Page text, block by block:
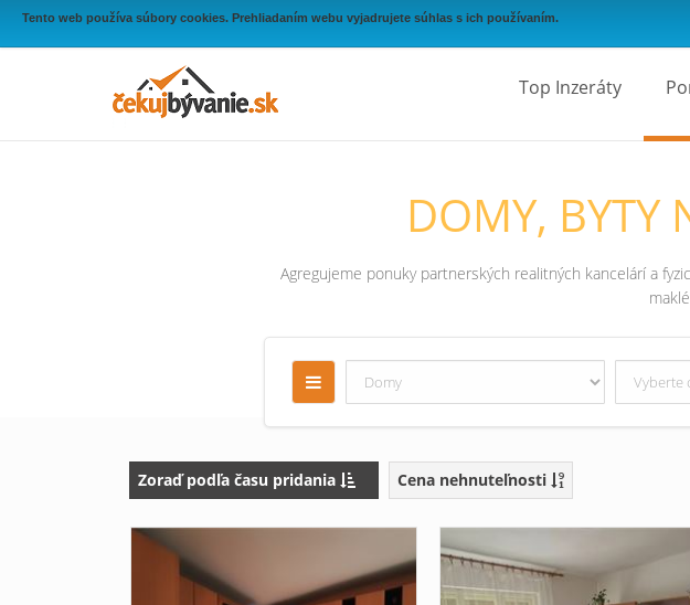
Tento web používa súbory cookies. Prehliadaním webu vyjadrujete súhlas s ich používaním.
Top Inzeráty
DOMY, BYTY
Agregujeme ponuky partnerských realitných kancelárí a
Zoraď podľa času pridania Cena nehnuteľnosti